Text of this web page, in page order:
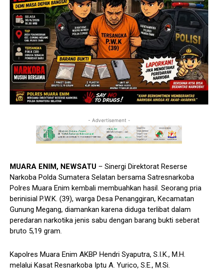
- Advertisement -
MUARA ENIM, NEWSATU – Sinergi Direktorat Reserse
Narkoba Polda Sumatera Selatan bersama Satresnarkoba
Polres Muara Enim kembali membuahkan hasil. Seorang pria
berinisial P.W.K. (39), warga Desa Penanggiran, Kecamatan
Gunung Megang, diamankan karena diduga terlibat dalam
peredaran narkotika jenis sabu dengan barang bukti seberat
bruto 5,19 gram.
Kapolres Muara Enim AKBP Hendri Syaputra, S.I.K., M.H.
melalui Kasat Resnarkoba Iptu A. Yurico, S.E., M.Si.